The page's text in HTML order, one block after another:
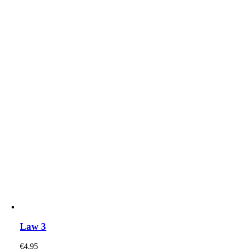
Law 3
€4.95